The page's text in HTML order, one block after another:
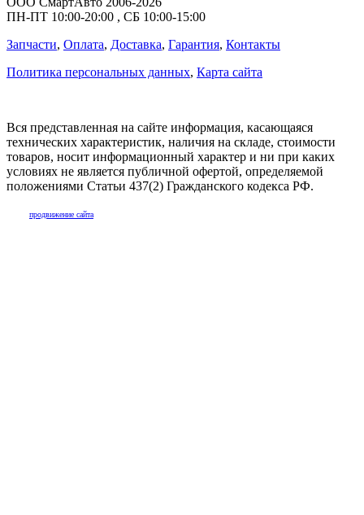
ПН-ПТ 10:00-20:00 , СБ 10:00-15:00
Запчасти, Оплата, Доставка, Гарантия, Контакты
Политика персональных данных, Карта сайта
Вся представленная на сайте информация, касающаяся
технических характеристик, наличия на складе, стоимости
товаров, носит информационный характер и ни при каких
условиях не является публичной офертой, определяемой
положениями Статьи 437(2) Гражданского кодекса РФ.
продвижение сайта